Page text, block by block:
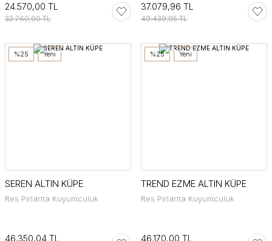
24.570,00 TL
32.760,00 TL
37.079,96 TL
49.439,95 TL
%25 Yeni
SEREN ALTIN KÜPE
Res Pırlanta Kuyumculuk
46.350,04 TL
%25 Yeni
TREND EZME ALTIN KÜPE
Res Pırlanta Kuyumculuk
46.170,00 TL